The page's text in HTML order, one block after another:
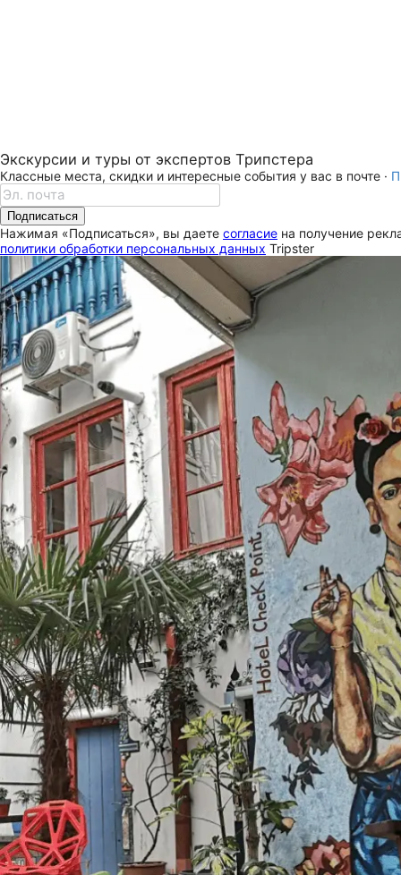
Экскурсии и туры от экспертов Трипстера
Классные места, скидки и интересные события у вас в почте ·
Подписаться
Нажимая «Подписаться», вы даете согласие на получение
политики обработки персональных данных Tripster